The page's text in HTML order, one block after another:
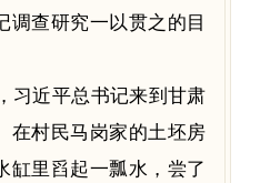
调查研究一以贯之的目
近平总书记来到甘肃
在村民马岗家的土坯房
缸里舀起一瓢水，尝了